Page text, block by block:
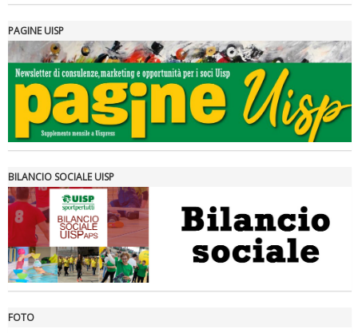
Tiziano Pesce a Radio InBlu2000 traccia il bilancio della stagione
Ddl Lobby, Uisp: “Il Parlamento valorizzi le nostre specificità"
PAGINE UISP
BILANCIO SOCIALE UISP
FOTO